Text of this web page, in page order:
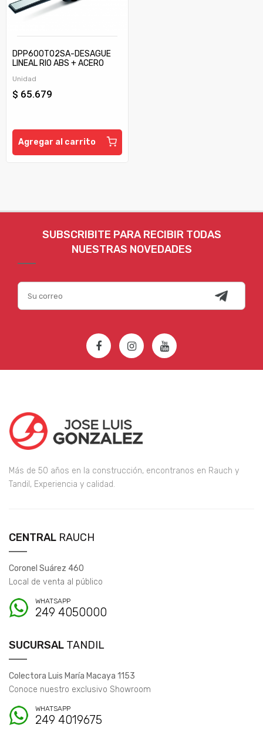
DPP600T02SA-DESAGUE
LINEAL RIO ABS + ACERO
SIN ADAPTADOR
Unidad
$ 65.679
Agregar al carrito
SUBSCRIBITE PARA RECIBIR TODAS
NUESTRAS NOVEDADES
Más de 50 años en la construcción, encontranos en Rauch y
Tandil, Experiencia y calidad.
CENTRAL RAUCH
Coronel Suárez 460
Local de venta al público
WHATSAPP
249 4050000
SUCURSAL TANDIL
Colectora Luis María Macaya 1153
Conoce nuestro exclusivo Showroom
WHATSAPP
249 4019675